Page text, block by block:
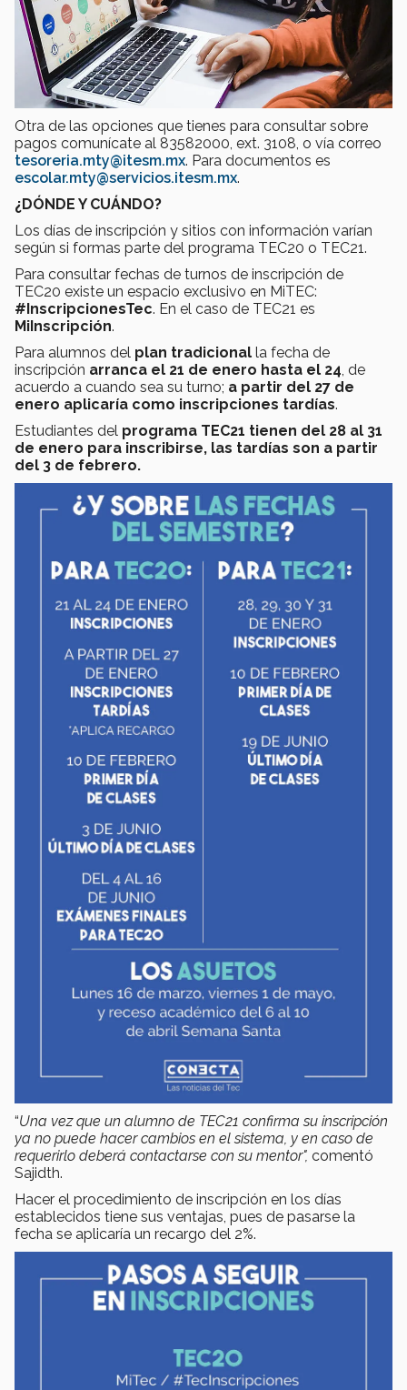
Otra de las opciones que tienes para consultar sobre
pagos comunícate al 83582000, ext. 3108, o vía correo
tesoreria.mty@itesm.mx. Para documentos es
escolar.mty@servicios.itesm.mx.
¿DÓNDE Y CUÁNDO?
Los días de inscripción y sitios con información varían
según si formas parte del programa TEC20 o TEC21.
Para consultar fechas de turnos de inscripción de
TEC20 existe un espacio exclusivo en MiTEC:
#InscripcionesTec. En el caso de TEC21 es
MiInscripción.
Para alumnos del plan tradicional la fecha de
inscripción arranca el 21 de enero hasta el 24, de
acuerdo a cuando sea su turno; a partir del 27 de
enero aplicaría como inscripciones tardías.
Estudiantes del programa TEC21 tienen del 28 al 31
de enero para inscribirse, las tardías son a partir
del 3 de febrero.
“Una vez que un alumno de TEC21 confirma su inscripción
ya no puede hacer cambios en el sistema, y en caso de
requerirlo deberá contactarse con su mentor", comentó
Sajidth.
Hacer el procedimiento de inscripción en los días
establecidos tiene sus ventajas, pues de pasarse la
fecha se aplicaría un recargo del 2%.